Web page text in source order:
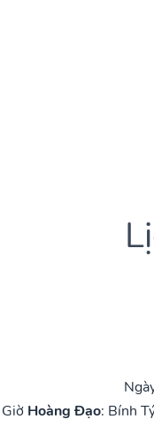
Giờ Hoàng Đạo: Bính